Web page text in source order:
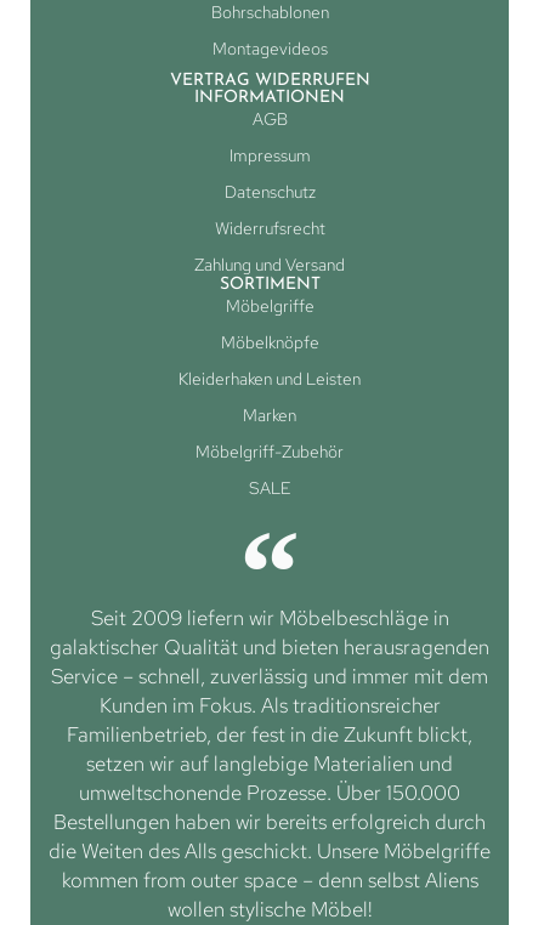
Bohrschablonen
Montagevideos
VERTRAG WIDERRUFEN
INFORMATIONEN
AGB
Impressum
Datenschutz
Widerrufsrecht
Zahlung und Versand
SORTIMENT
Möbelgriffe
Möbelknöpfe
Kleiderhaken und Leisten
Marken
Möbelgriff-Zubehör
SALE
Seit 2009 liefern wir Möbelbeschläge in
galaktischer Qualität und bieten herausragenden
Service – schnell, zuverlässig und immer mit dem
Kunden im Fokus. Als traditionsreicher
Familienbetrieb, der fest in die Zukunft blickt,
setzen wir auf langlebige Materialien und
umweltschonende Prozesse. Über 150.000
Bestellungen haben wir bereits erfolgreich durch
die Weiten des Alls geschickt. Unsere Möbelgriffe
kommen from outer space – denn selbst Aliens
wollen stylische Möbel!